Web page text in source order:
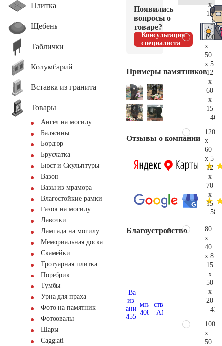
Плитка
Щебень
Таблички
Колумбарий
Вставка из гранита
Товары
Ангел на могилу
Балясины
Бордюр
Брусчатка
Бюст и Скульптуры
Вазон
Вазы из мрамора
Влагостойкие рамки
Газон на могилу
Лавочки
Лампада на могилу
Мемориальная доска
Скамейки
Тротуарная плитка
Поребрик
Тумбы
Урна для праха
Фото на памятник
Фотоовалы
Шары
Сaggiati
Появились
вопросы о
товаре?
Консультация
специалиста
Примеры памятников
Отзывы о компании
Благоустройство
x
15
100
x
50
x 5
12
x
60
x
15
120
x
60
x 5
12
x
70
x
15
80
x
40
x 8
15
x
50
x
20
100
x
50